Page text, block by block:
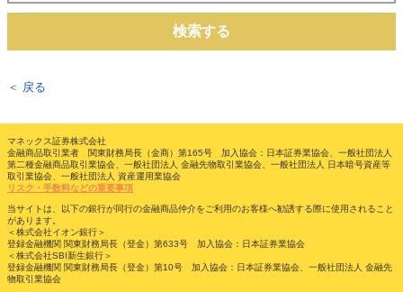
検索する
＜ 戻る
マネックス証券株式会社
金融商品取引業者 関東財務局長（金商）第165号 加入協会：日本証券業協会、一般社団法人
第二種金融商品取引業協会、一般社団法人 金融先物取引業協会、一般社団法人 日本暗号資産等
取引業協会、一般社団法人 資産運用業協会
リスク・手数料などの重要事項
当サイトは、以下の銀行が同行の金融商品仲介をご利用のお客様へ勧誘する際に使用されること
があります。
＜株式会社イオン銀行＞
登録金融機関 関東財務局長（登金）第633号 加入協会：日本証券業協会
＜株式会社SBI新生銀行＞
登録金融機関 関東財務局長（登金）第10号 加入協会：日本証券業協会、一般社団法人 金融先
物取引業協会